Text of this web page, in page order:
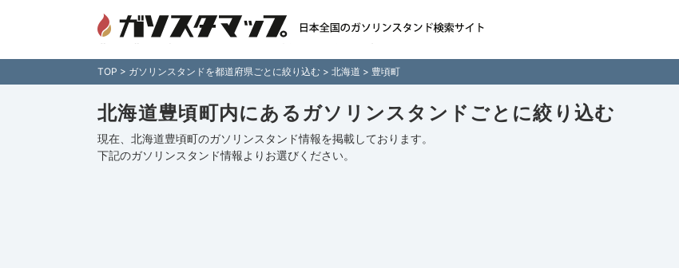
を住所付きでご紹介！日本全国のガソリンスタンド検索サイト「ガソスタマ
ップ」
TOP > ガソリンスタンドを都道府県ごとに絞り込む > 北海道 > 豊頃町
北海道豊頃町内にあるガソリンスタンドごとに絞り込む
現在、北海道豊頃町のガソリンスタンド情報を掲載しております。
下記のガソリンスタンド情報よりお選びください。